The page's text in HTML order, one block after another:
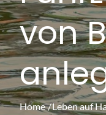
von
Home Leben auf